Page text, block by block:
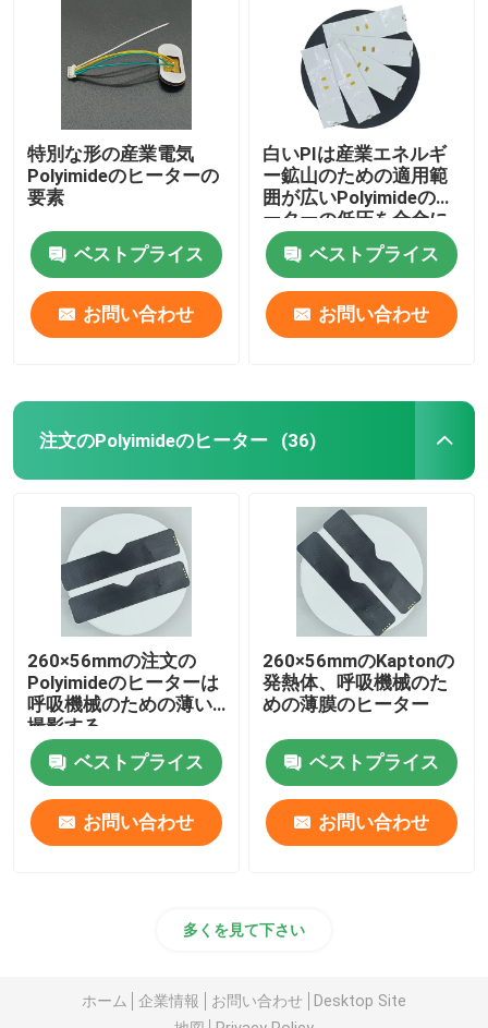
特別な形の産業電気
Polyimideのヒーターの
要素
ベストプライス
お問い合わせ
白いPIは産業エネルギ
ー鉱山のための適用範
囲が広いPolyimideのヒ
ーターの低圧を合金に
する
ベストプライス
お問い合わせ
注文のPolyimideのヒーター (36)
260×56mmの注文の
Polyimideのヒーターは
呼吸機械のための薄い
撮影する
ベストプライス
お問い合わせ
260×56mmのKaptonの
発熱体、呼吸機械のた
めの薄膜のヒーター
ベストプライス
お問い合わせ
多くを見て下さい
ホーム 企業情報 お問い合わせ
Desktop Site